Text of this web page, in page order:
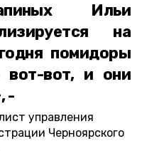
Ильи
на
помидоры
вот, и они
-
управления
Черноярского